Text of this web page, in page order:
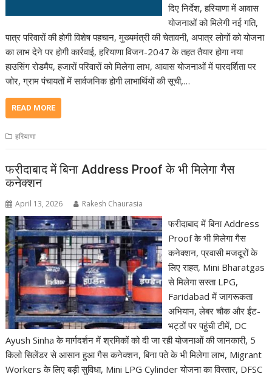
दिए निर्देश, हरियाणा में आवास
योजनाओं को मिलेगी नई गति,
पात्र परिवारों की होगी विशेष पहचान, मुख्यमंत्री की चेतावनी, अपात्र लोगों को योजना
का लाभ देने पर होगी कार्रवाई, हरियाणा विजन-2047 के तहत तैयार होगा नया
हाउसिंग रोडमैप, हजारों परिवारों को मिलेगा लाभ, आवास योजनाओं में पारदर्शिता पर
जोर, ग्राम पंचायतों में सार्वजनिक होगी लाभार्थियों की सूची,…
READ MORE
हरियाणा
फरीदाबाद में बिना Address Proof के भी मिलेगा गैस
कनेक्शन
April 13, 2026 Rakesh Chaurasia
फरीदाबाद में बिना Address
Proof के भी मिलेगा गैस
कनेक्शन, प्रवासी मजदूरों के
लिए राहत, Mini Bharatgas
से मिलेगा सस्ता LPG,
Faridabad में जागरूकता
अभियान, लेबर चौक और ईंट-
भट्ठों पर पहुंची टीमें, DC
Ayush Sinha के मार्गदर्शन में श्रमिकों को दी जा रही योजनाओं की जानकारी, 5
किलो सिलेंडर से आसान हुआ गैस कनेक्शन, बिना पते के भी मिलेगा लाभ, Migrant
Workers के लिए बड़ी सुविधा, Mini LPG Cylinder योजना का विस्तार, DFSC